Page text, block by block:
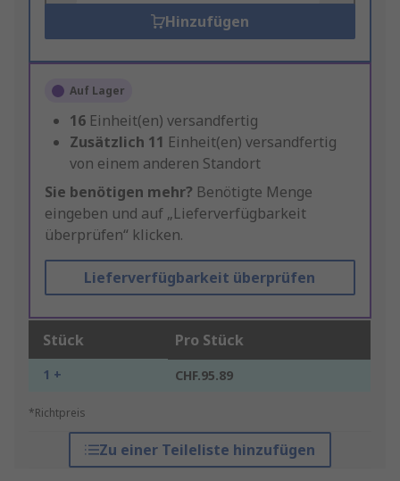
Hinzufügen
Auf Lager
16 Einheit(en) versandfertig
Zusätzlich 11 Einheit(en) versandfertig
von einem anderen Standort
Sie benötigen mehr? Benötigte Menge
eingeben und auf „Lieferverfügbarkeit
überprüfen“ klicken.
Lieferverfügbarkeit überprüfen
Stück Pro Stück
1 + CHF.95.89
*Richtpreis
Zu einer Teileliste hinzufügen